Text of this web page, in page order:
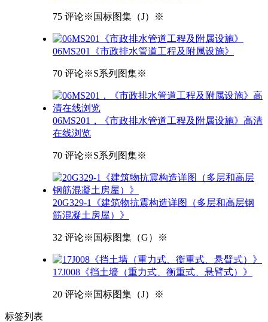
75 评论※国标图集（J）※
06MS201《市政排水管道工程及附属设施》
70 评论※S系列图集※
06MS201，《市政排水管道工程及附属设施》高清
在线浏览
70 评论※S系列图集※
20G329-1《建筑物抗震构造详图（多层和高层钢
筋混凝土房屋）》
32 评论※国标图集（G）※
17J008《挡土墙（重力式、衡重式、悬臂式）》
20 评论※国标图集（J）※
标签列表